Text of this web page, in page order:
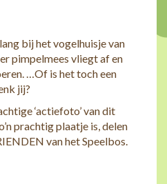
bij het vogelhuisje van
pimpelmees vliegt af en
…Of is het toch een
jij?
‘actiefoto’ van dit
prachtig plaatje is, delen
van het Speelbos.